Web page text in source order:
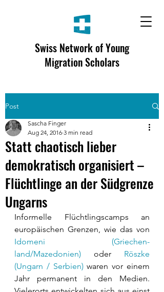
Swiss Network of Young
Migration Scholars
Post
Statt chaotisch lieber
demokratisch organisiert –
Flüchtlinge an der Südgrenze
Ungarns
Sascha Finger
Aug 24, 2016 3 min read
Informelle Flüchtlingscamps an
Idomeni (Griechen-
land/Mazedonien) oder Röszke
(Ungarn / Serbien) waren vor einem
Jahr permanent in den Medien.